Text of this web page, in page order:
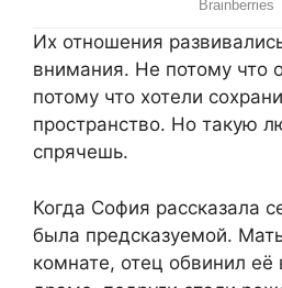
Их отношения
внимания. Не потому что
потому что хотели
пространство. Но такую
спрячешь.
Когда София рассказала
была предсказуемой.
комнате, отец обвинил её